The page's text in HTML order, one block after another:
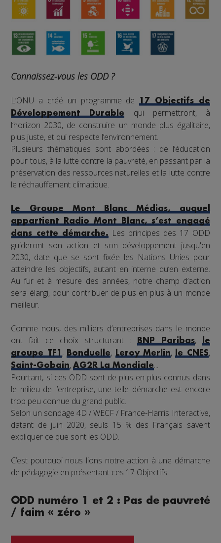
Connaissez-vous les ODD ?
L’ONU a créé un programme de17 Objectifs de
Développement Durable
qui permettront, à
l’horizon 2030, de construire un monde plus égalitaire,
plus juste, et qui respecte l’environnement.
Plusieurs thématiques sont abordées : de l’éducation
pour tous, à la lutte contre la pauvreté, en passant par la
préservation des ressources naturelles et la lutte contre
le réchauffement climatique.
Le Groupe Mont Blanc Médias, auquel
appartient Radio Mont Blanc, s’est engagé
dans cette démarche.Les principes des 17 ODD
guideront son action et son développement jusqu'en
2030, date que se sont fixée les Nations Unies pour
atteindre les objectifs, autant en interne qu’en externe.
Au fur et à mesure des années, notre champ d’action
sera élargi, pour contribuer de plus en plus à un monde
meilleur.
Comme nous, des milliers d’entreprises dans le monde
ont fait ce choix structurant :
BNP Paribas,
le
groupe TF1 , Bonduelle, Leroy Merlin, le CNES,
Saint-Gobain,AG2R La Mondiale...
Pourtant, si ces ODD sont de plus en plus connus dans
le milieu de l’entreprise, une telle démarche est encore
trop peu connue du grand public.
Selon un sondage 4D / WECF / France-Harris Interactive,
datant de juin 2020, seuls 15 % des Français savent
expliquer ce que sont les ODD.
C’est pourquoi nous lions notre action à une démarche
de pédagogie en présentant ces 17 Objectifs.
ODD numéro 1 et 2 : Pas de pauvreté
/ faim « zéro »